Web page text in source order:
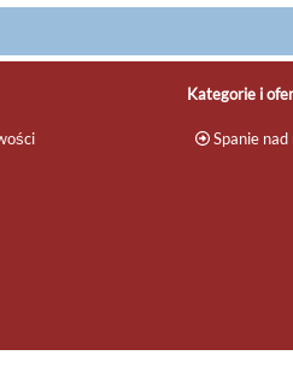
Kategorie i
Spanie